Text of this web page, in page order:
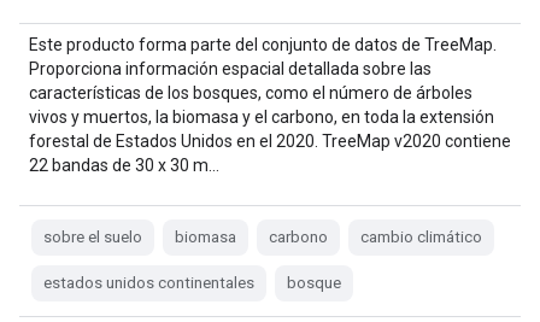
Este producto forma parte del conjunto de datos de TreeMap.
Proporciona información espacial detallada sobre las
características de los bosques, como el número de árboles
vivos y muertos, la biomasa y el carbono, en toda la extensión
forestal de Estados Unidos en el 2020. TreeMap v2020 contiene
22 bandas de 30 x 30 m…
sobre el suelo biomasa carbono cambio climático
estados unidos continentales bosque